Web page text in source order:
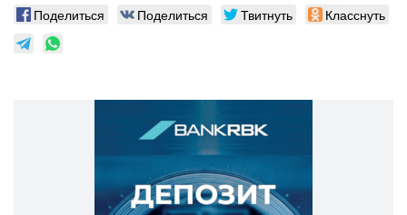
Поделиться Поделиться Твитнуть Класснуть